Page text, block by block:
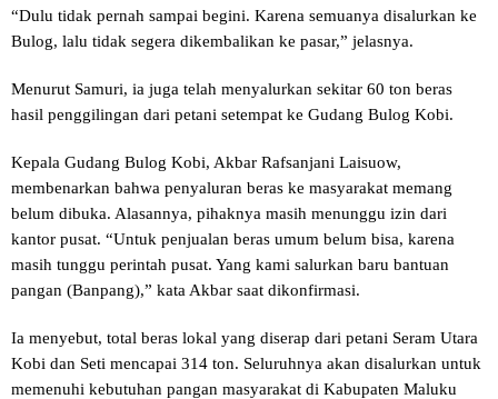
“Dulu tidak pernah sampai begini. Karena semuanya disalurkan ke
Bulog, lalu tidak segera dikembalikan ke pasar,” jelasnya.
Menurut Samuri, ia juga telah menyalurkan sekitar 60 ton beras
hasil penggilingan dari petani setempat ke Gudang Bulog Kobi.
Kepala Gudang Bulog Kobi, Akbar Rafsanjani Laisuow,
membenarkan bahwa penyaluran beras ke masyarakat memang
belum dibuka. Alasannya, pihaknya masih menunggu izin dari
kantor pusat. “Untuk penjualan beras umum belum bisa, karena
masih tunggu perintah pusat. Yang kami salurkan baru bantuan
pangan (Banpang),” kata Akbar saat dikonfirmasi.
Ia menyebut, total beras lokal yang diserap dari petani Seram Utara
Kobi dan Seti mencapai 314 ton. Seluruhnya akan disalurkan untuk
memenuhi kebutuhan pangan masyarakat di Kabupaten Maluku